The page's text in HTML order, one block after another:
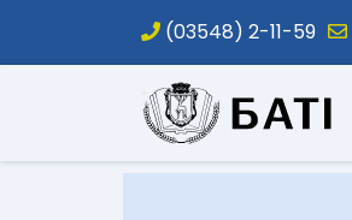
(03548) 2-11-59
.